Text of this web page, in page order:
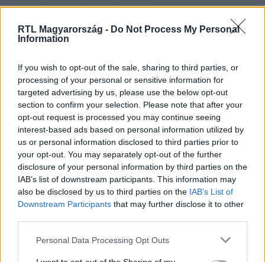
RTL Magyarország - Do Not Process My Personal
Information
If you wish to opt-out of the sale, sharing to third parties, or
processing of your personal or sensitive information for
targeted advertising by us, please use the below opt-out
section to confirm your selection. Please note that after your
opt-out request is processed you may continue seeing
interest-based ads based on personal information utilized by
us or personal information disclosed to third parties prior to
your opt-out. You may separately opt-out of the further
disclosure of your personal information by third parties on the
IAB’s list of downstream participants. This information may
also be disclosed by us to third parties on the IAB’s List of
Downstream Participants that may further disclose it to other
Please note that this website/app uses one or more Google
Personal Data Processing Opt Outs
Kövess minket, és értesülj a friss hírekről a
Követem
#BELFÖLD #RENDŐRSÉG #ÁRPÁD HÍD